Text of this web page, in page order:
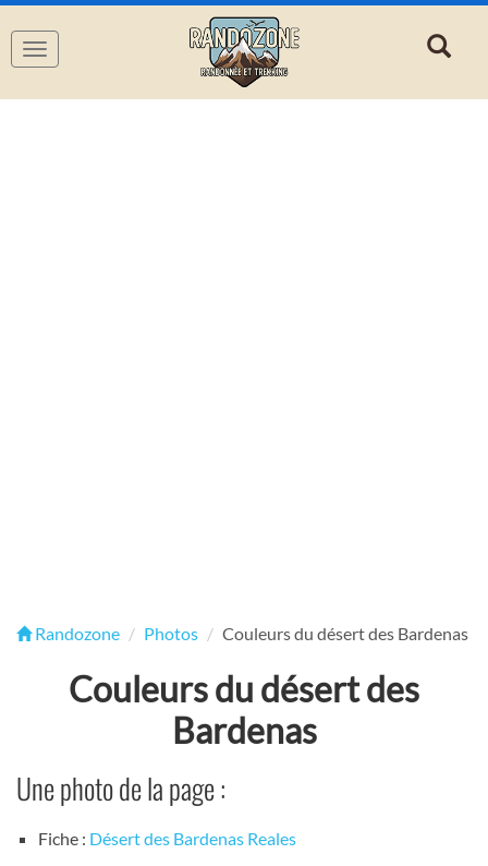
Navigation
Randozone Photos Couleurs du désert des Bardenas
Couleurs du désert des
Bardenas
Une photo de la page :
Fiche : Désert des Bardenas Reales